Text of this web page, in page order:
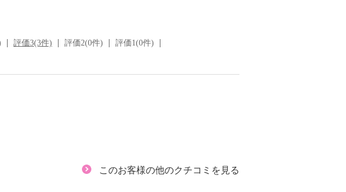
評価3(3件) 評価2(0件) 評価1(0件)
このお客様の他のクチコミを見る